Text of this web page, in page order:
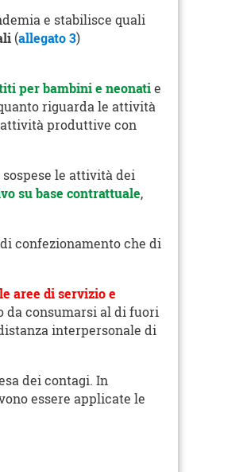
e stabilisce quali
(allegato 3)
per bambini e neonati e
riguarda le attività
produttive con
le attività dei
su base contrattuale,
confezionamento che di
aree di servizio e
da consumarsi al di fuori
interpersonale di
dei contagi. In
essere applicate le